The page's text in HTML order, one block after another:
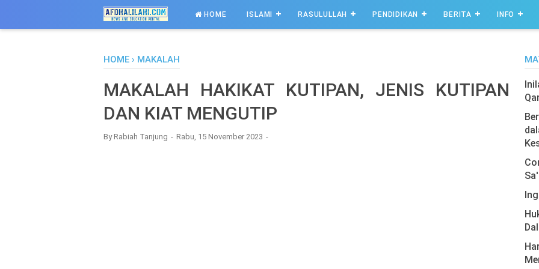
HOME ISLAMI RASULULLAH PENDIDIKAN BERITA INFO
HOME › MAKALAH
MAKALAH HAKIKAT KUTIPAN, JENIS KUTIPAN
DAN KIAT MENGUTIP
ByRabiah Tanjung Rabu, 15 November 2023